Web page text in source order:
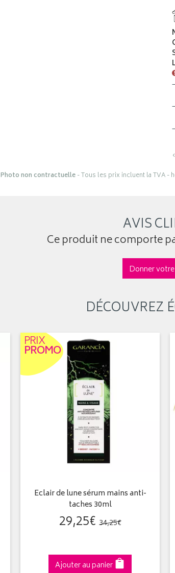
Photo non contractuelle- Tous les prix incluent la TVA -
AVIS
Ce produit ne comporte
Donner
DÉCOUVREZ
PRIX
PROMO
Eclair de lune sérum mains anti-
taches 30ml
29,25€ 34,25€
Ajouter au panier